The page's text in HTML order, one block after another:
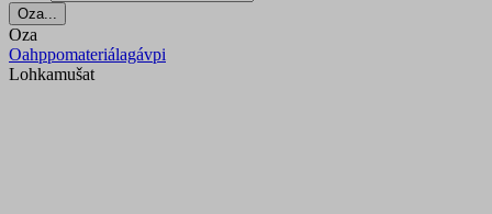
Oza...
Oza
Oahppomateriálagávpi
Lohkamušat